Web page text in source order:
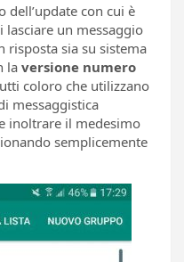
dell’update con cui è
un messaggio
risposta sia su sistema
la versione numero
coloro che utilizzano
messaggistica
inoltrare il medesimo
semplicemente